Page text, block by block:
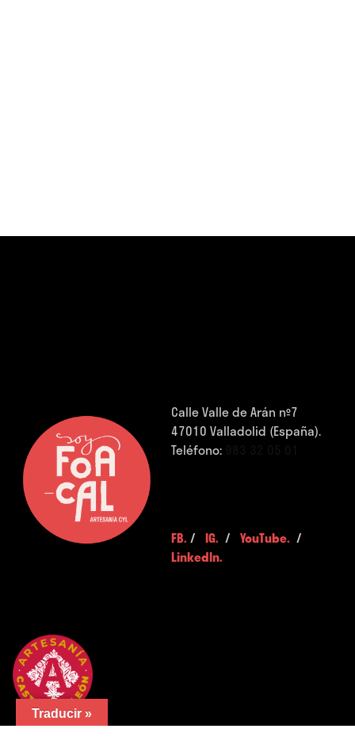
Calle Valle de Arán nº7
47010 Valladolid (España).
Teléfono:
FB. / IG. / YouTube. /
LinkedIn.
Traducir »